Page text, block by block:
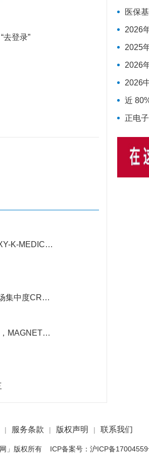
登录”
系列广受欢迎
CR3超75%
型号广受欢迎
医保基金
2026年半年度呼吸
2025年
2026年半年度磁共振成
2026中国AI
近 80% 医生
正电子发射断层
| 服务条款 | 版权声明 | 联系我们
」版权所有 ICP备案号： 沪ICP备